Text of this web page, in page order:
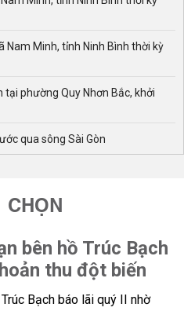
Nam Minh, tỉnh Ninh Bình thời kỳ
tại phường Quy Nhơn Bắc, khởi
qua sông Sài Gòn
CHỌN
bên hồ Trúc Bạch
thu đột biến